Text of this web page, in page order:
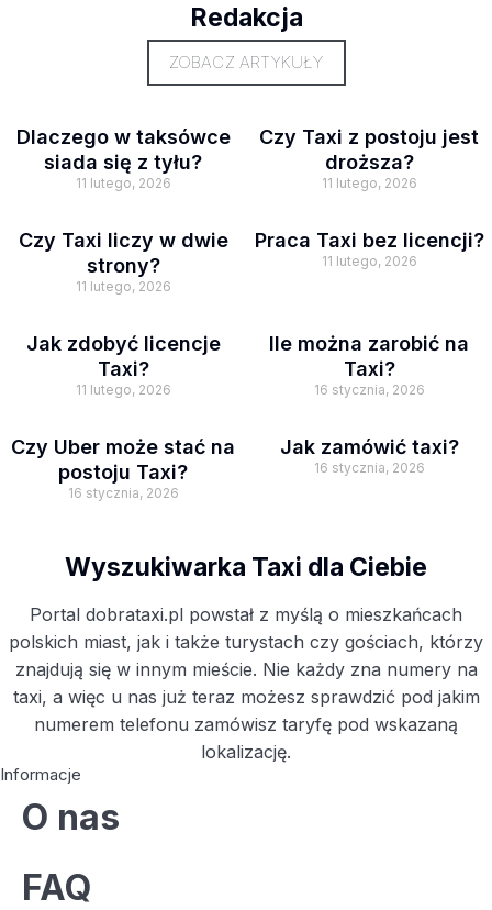
Redakcja
ZOBACZ ARTYKUŁY
Dlaczego w taksówce
siada się z tyłu?
11 lutego, 2026
Czy Taxi z postoju jest
droższa?
11 lutego, 2026
Czy Taxi liczy w dwie
strony?
11 lutego, 2026
Praca Taxi bez licencji?
11 lutego, 2026
Jak zdobyć licencje
Taxi?
11 lutego, 2026
Ile można zarobić na
Taxi?
16 stycznia, 2026
Czy Uber może stać na
postoju Taxi?
16 stycznia, 2026
Jak zamówić taxi?
16 stycznia, 2026
Wyszukiwarka Taxi dla Ciebie
Portal dobrataxi.pl powstał z myślą o mieszkańcach
polskich miast, jak i także turystach czy gościach, którzy
znajdują się w innym mieście. Nie każdy zna numery na
taxi, a więc u nas już teraz możesz sprawdzić pod jakim
numerem telefonu zamówisz taryfę pod wskazaną
lokalizację.
Informacje
O nas
FAQ